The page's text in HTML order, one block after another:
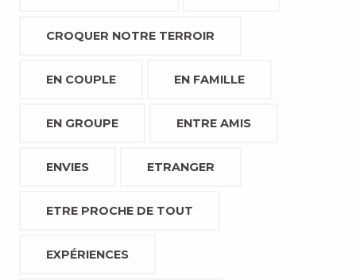
CROQUER NOTRE TERROIR
EN COUPLE EN FAMILLE
EN GROUPE ENTRE AMIS
ENVIES ETRANGER
ETRE PROCHE DE TOUT
EXPÉRIENCES